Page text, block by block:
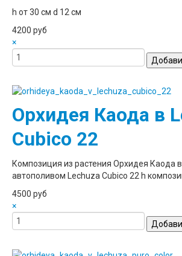
h от 30 см d 12 см
4200 руб
×
Орхидея Каода в
Cubico 22
Композиция из растения Орхидея Каода
автополивом Lechuza Cubico 22 h
4500 руб
×